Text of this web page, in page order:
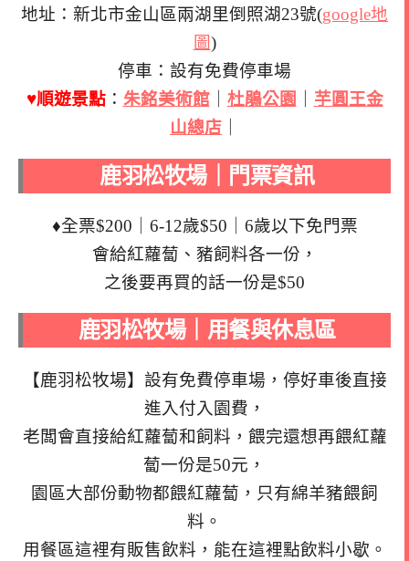
地址：新北市金山區兩湖里倒照湖23號(google地
圖)
停車：設有免費停車場
♥順遊景點： 朱銘美術館｜ 杜鵑公園
芋圓王金
山總店
鹿羽松牧場｜門票資訊
♦全票$200｜6-12歲$50｜6歲以下免門票
會給紅蘿蔔、豬飼料各一份，
之後要再買的話一份是$50
鹿羽松牧場｜用餐與休息區
【鹿羽松牧場】設有免費停車場，停好車後直接
進入付入園費，
老闆會直接給紅蘿蔔和飼料，餵完還想再餵紅蘿
蔔一份是50元，
園區大部份動物都餵紅蘿蔔，只有綿羊豬餵飼
料。
用餐區這裡有販售飲料，能在這裡點飲料小歇。